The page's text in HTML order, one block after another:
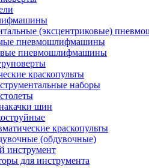
(эксцентриковые)
пневмошлифмашины
пневмошлифмашины
краскопульты
наборы
шин
краскопульты
(обдувочные)
инструмент
для инструмента